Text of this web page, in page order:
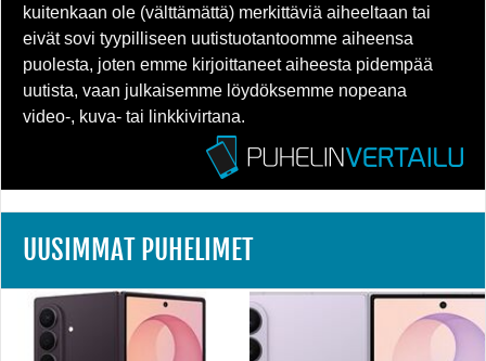
kuitenkaan ole (välttämättä) merkittäviä aiheeltaan tai
eivät sovi tyypilliseen uutistuotantoomme aiheensa
puolesta, joten emme kirjoittaneet aiheesta pidempää
uutista, vaan julkaisemme löydöksemme nopeana
video-, kuva- tai linkkivirtana.
UUSIMMAT PUHELIMET